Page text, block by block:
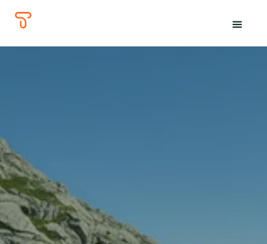
The
Tours